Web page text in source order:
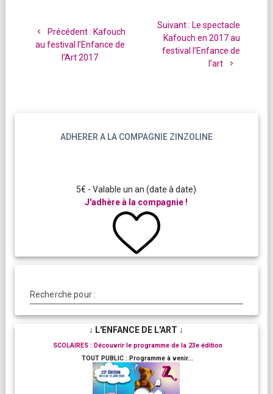
l’article
Précédent : Article
précédent
:
Kafouch
au festival l’Enfance de
l’Art 2017
Suivant : Article
suivant
:
Le spectacle
Kafouch en 2017 au
festival l’Enfance de
l’art
ADHERER A LA COMPAGNIE ZINZOLINE
5€ - Valable un an (date à date)
J'adhère à la compagnie !
Recherche pour :
↓ L'ENFANCE DE L'ART ↓
SCOLAIRES : Découvrir le programme de la 23e édition
TOUT PUBLIC : Programme à venir...